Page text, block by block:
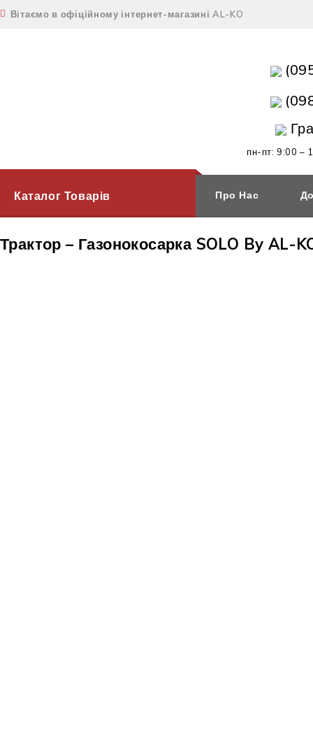
Вітаємо в офіційному інтернет-магазині AL-KO
пн-пт: 9:00 –
Каталог Товарів Про Нас
Трактор – Газонокосарка SOLO By